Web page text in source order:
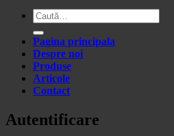
Caută
după:
Pagina principala
Despre noi
Produse
Articole
Contact
Autentificare